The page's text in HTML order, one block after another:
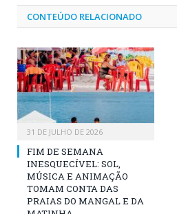
CONTEÚDO RELACIONADO
31 DE JULHO DE 2026
FIM DE SEMANA
INESQUECÍVEL: SOL,
MÚSICA E ANIMAÇÃO
TOMAM CONTA DAS
PRAIAS DO MANGAL E DA